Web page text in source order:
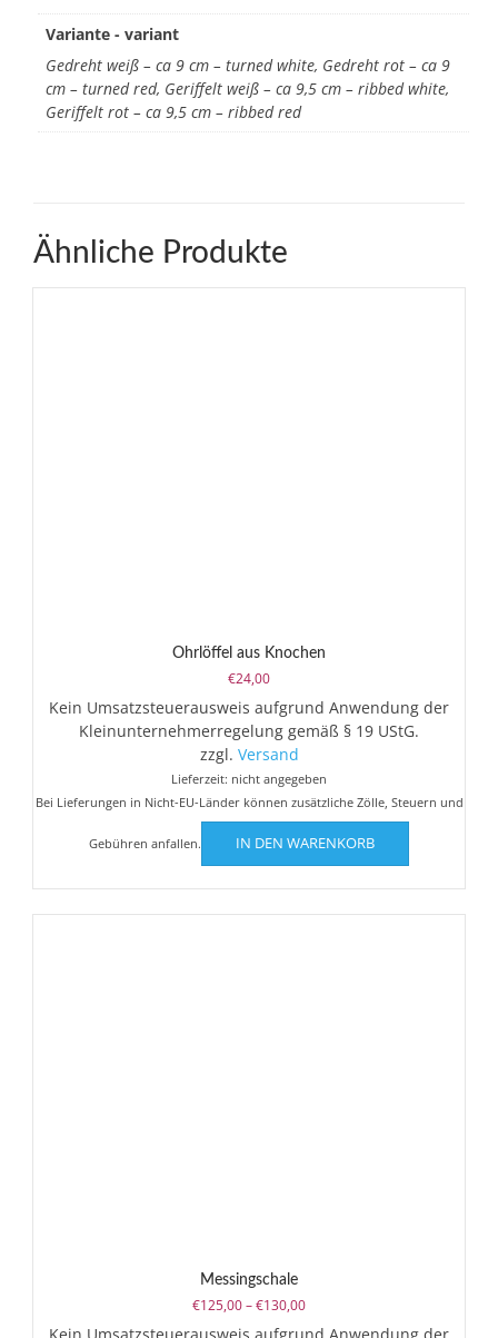
Variante - variant
Gedreht weiß – ca 9 cm – turned white, Gedreht rot – ca 9
cm – turned red, Geriffelt weiß – ca 9,5 cm – ribbed white,
Geriffelt rot – ca 9,5 cm – ribbed red
Ähnliche Produkte
Ohrlöffel aus Knochen
€24,00
Kein Umsatzsteuerausweis aufgrund Anwendung der
Kleinunternehmerregelung gemäß § 19 UStG.
zzgl. Versand
Lieferzeit: nicht angegeben
Bei Lieferungen in Nicht-EU-Länder können zusätzliche Zölle, Steuern und
Gebühren anfallen. IN DEN WARENKORB
Messingschale
€125,00–€130,00Preisspanne:
€125,00